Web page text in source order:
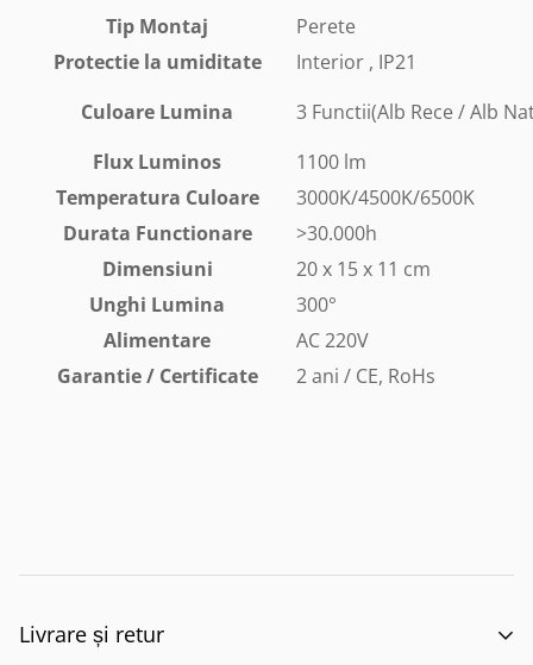
Tip Montaj
Perete
Protectie la umiditate
Interior , IP21
Culoare Lumina
3 Functii(Alb Rece / Alb
Flux Luminos
1100 lm
Temperatura Culoare
3000K/4500K/6500K
Durata Functionare
>30.000h
Dimensiuni
20 x 15 x 11 cm
Unghi Lumina
300°
Alimentare
AC 220V
Garantie / Certificate
2 ani / CE, RoHs
Livrare și retur